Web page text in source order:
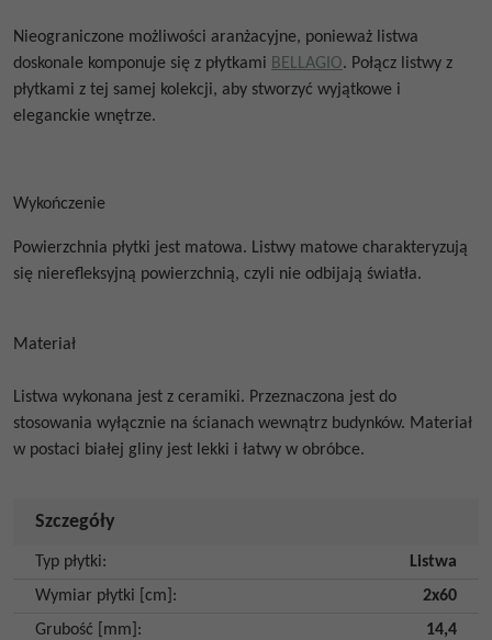
Nieograniczone możliwości aranżacyjne, ponieważ listwa
doskonale komponuje się z płytkami BELLAGIO. Połącz listwy z
płytkami z tej samej kolekcji, aby stworzyć wyjątkowe i
eleganckie wnętrze.
Wykończenie
Powierzchnia płytki jest matowa. Listwy matowe charakteryzują
się nierefleksyjną powierzchnią, czyli nie odbijają światła.
Materiał
Listwa wykonana jest z ceramiki. Przeznaczona jest do
stosowania wyłącznie na ścianach wewnątrz budynków. Materiał
w postaci białej gliny jest lekki i łatwy w obróbce.
Szczegóły
Typ płytki:
Listwa
Wymiar płytki [cm] :
2x60
Grubość [mm] :
14,4